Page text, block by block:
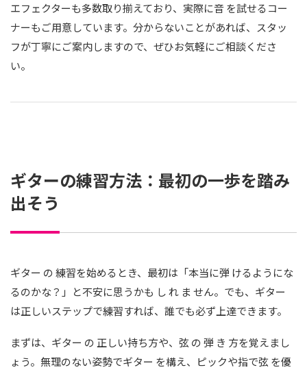
エフェクターも多数取り揃えており、実際に音 を試せるコー
ナーもご用意しています。分からないことがあれば、スタッ
フが丁寧にご案内しますので、ぜひお気軽にご相談くださ
い。
ギターの練習方法：最初の一歩を踏み
出そう
ギター の 練習を始めるとき、最初は「本当に弾 けるようにな
るのかな？」と不安に思うかも し れ ま せん。でも、ギター
は正しいステップで練習すれば、誰でも必ず上達できます。
まずは、ギター の 正しい持ち方や、弦 の 弾 き 方を覚えまし
ょう。無理のない姿勢でギター を構え、ピックや指で弦 を優